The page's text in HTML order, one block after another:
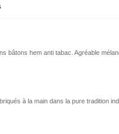
bâtons hem anti tabac. Agréable
à la main dans la pure tradition